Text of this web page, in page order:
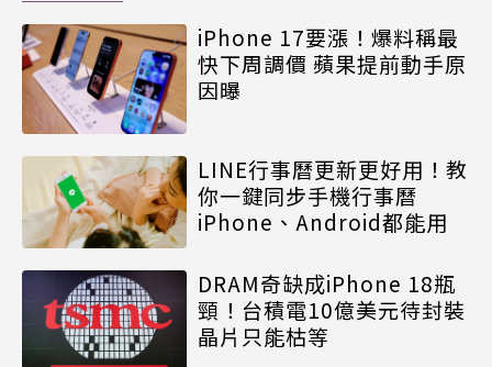
iPhone 17要漲！爆料稱最
快下周調價 蘋果提前動手原
因曝
LINE行事曆更新更好用！教
你一鍵同步手機行事曆
iPhone、Android都能用
DRAM奇缺成iPhone 18瓶
頸！台積電10億美元待封裝
晶片只能枯等